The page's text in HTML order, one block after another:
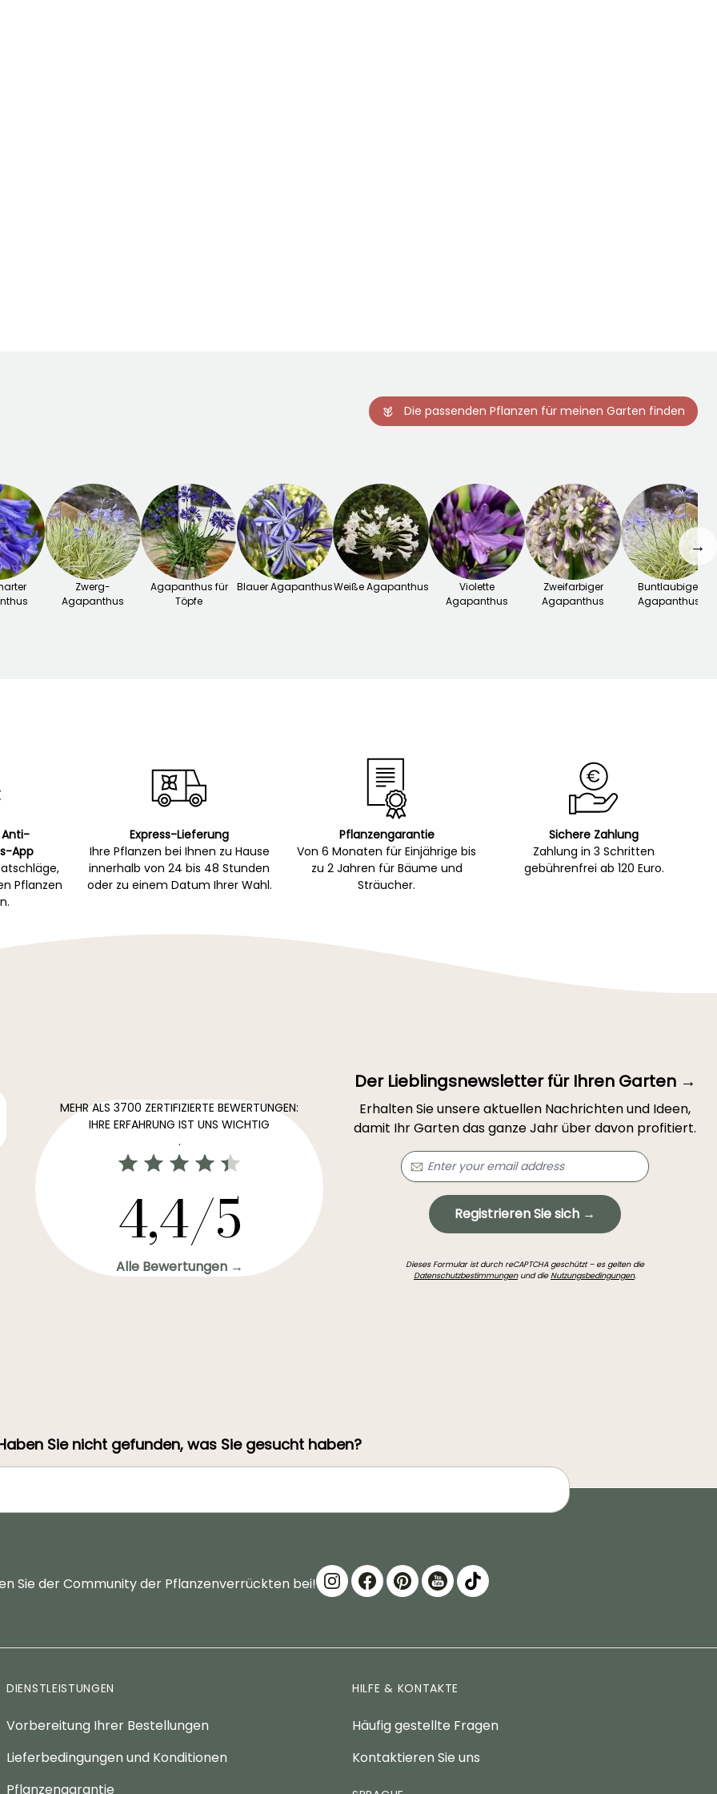
Die passenden Pflanzen für meinen Garten finden
Zwerg-
Agapanthus
Agapanthus für
Töpfe
Blauer AgapanthusWeiße Agapanthus
Violette
Agapanthus
Zweifarbiger
Agapanthus
Buntlaubiger
Agapanthus
→
Anti-
App
Pflanzen
Express-Lieferung
Ihre Pflanzen bei Ihnen zu Hause
innerhalb von 24 bis 48 Stunden
oder zu einem Datum Ihrer Wahl.
Pflanzengarantie
Von 6 Monaten für Einjährige bis
zu 2 Jahren für Bäume und
Sträucher.
Sichere Zahlung
Zahlung in 3 Schritten
gebührenfrei ab 120 Euro.
MEHR ALS 3700 ZERTIFIZIERTE BEWERTUNGEN:
IHRE ERFAHRUNG IST UNS WICHTIG
.
4,4/5
Alle Bewertungen →
Der Lieblingsnewsletter für Ihren Garten →
Erhalten Sie unsere aktuellen Nachrichten und Ideen,
damit Ihr Garten das ganze Jahr über davon profitiert.
Registrieren Sie sich →
Dieses Formular ist durch reCAPTCHA geschützt – es gelten die
Datenschutzbestimmungenund dieNutzungsbedingungen.
Sie nicht gefunden, was Sie gesucht haben?
Sie der Community der Pflanzenverrückten bei!
DIENSTLEISTUNGEN
Vorbereitung Ihrer Bestellungen
Lieferbedingungen und Konditionen
Pflanzengarantie
HILFE & KONTAKTE
Häufig gestellte Fragen
Kontaktieren Sie uns